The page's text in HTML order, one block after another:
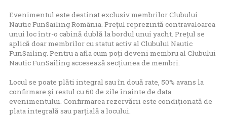
Evenimentul este destinat exclusiv membrilor Clubului
Nautic FunSailing România. Prețul reprezintă contravaloarea
unui loc într-o cabină dublă la bordul unui yacht. Prețul se
aplică doar membrilor cu statut activ al Clubului Nautic
FunSailing. Pentru a afla cum poți deveni membru al Clubului
Nautic FunSailing accesează secțiunea de membri.
Locul se poate plăti integral sau în două rate, 50% avans la
confirmare și restul cu 60 de zile înainte de data
evenimentului. Confirmarea rezervării este condiționată de
plata integrală sau parțială a locului.